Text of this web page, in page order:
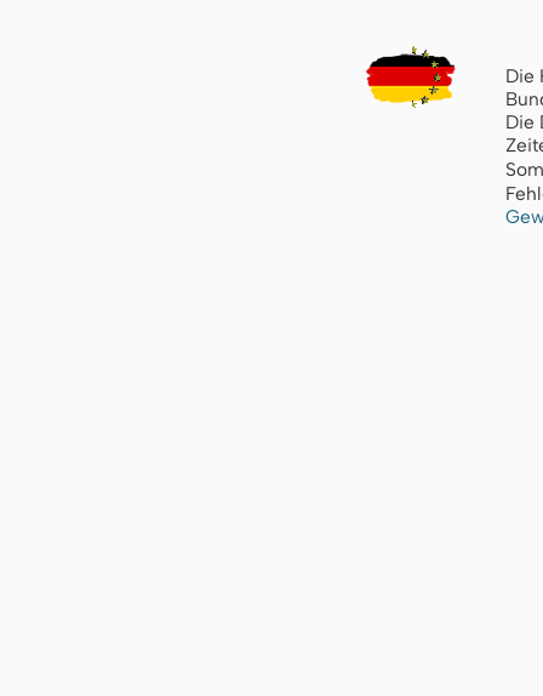
Die
Die